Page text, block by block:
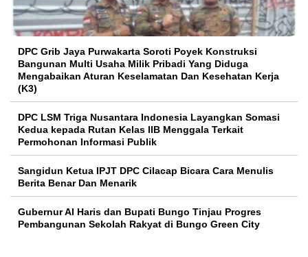
DPC Grib Jaya Purwakarta Soroti Poyek Konstruksi
Bangunan Multi Usaha Milik Pribadi Yang Diduga
Mengabaikan Aturan Keselamatan Dan Kesehatan Kerja
(K3)
DPC LSM Triga Nusantara Indonesia Layangkan Somasi
Kedua kepada Rutan Kelas IIB Menggala Terkait
Permohonan Informasi Publik
Sangidun Ketua IPJT DPC Cilacap Bicara Cara Menulis
Berita Benar Dan Menarik
​Gubernur Al Haris dan Bupati Bungo Tinjau Progres
Pembangunan Sekolah Rakyat di Bungo Green City